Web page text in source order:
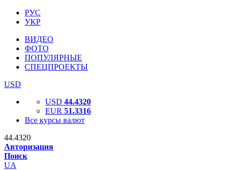
РУС
УКР
ВИДЕО
ФОТО
ПОПУЛЯРНЫЕ
СПЕЦПРОЕКТЫ
USD
USD 44.4320
EUR 51.3316
Все курсы валют
44.4320
Авторизация
Поиск
UA